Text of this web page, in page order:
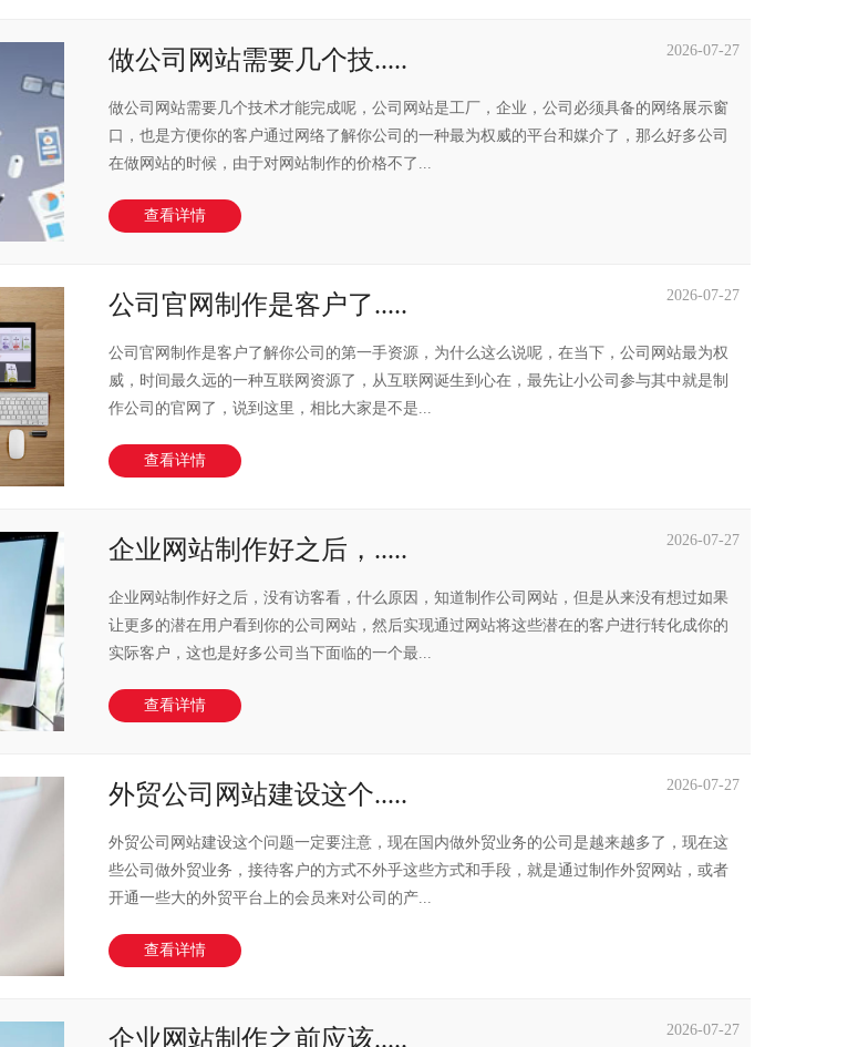
做公司网站需要几个技..... 2026-07-27
做公司网站需要几个技术才能完成呢，公司网站是工厂，企业，公司必须具备的网络展示窗
口，也是方便你的客户通过网络了解你公司的一种最为权威的平台和媒介了，那么好多公司
在做网站的时候，由于对网站制作的价格不了...
查看详情
公司官网制作是客户了..... 2026-07-27
公司官网制作是客户了解你公司的第一手资源，为什么这么说呢，在当下，公司网站最为权
威，时间最久远的一种互联网资源了，从互联网诞生到心在，最先让小公司参与其中就是制
作公司的官网了，说到这里，相比大家是不是...
查看详情
企业网站制作好之后，..... 2026-07-27
企业网站制作好之后，没有访客看，什么原因，知道制作公司网站，但是从来没有想过如果
让更多的潜在用户看到你的公司网站，然后实现通过网站将这些潜在的客户进行转化成你的
实际客户，这也是好多公司当下面临的一个最...
查看详情
外贸公司网站建设这个..... 2026-07-27
外贸公司网站建设这个问题一定要注意，现在国内做外贸业务的公司是越来越多了，现在这
些公司做外贸业务，接待客户的方式不外乎这些方式和手段，就是通过制作外贸网站，或者
开通一些大的外贸平台上的会员来对公司的产...
查看详情
企业网站制作之前应该..... 2026-07-27